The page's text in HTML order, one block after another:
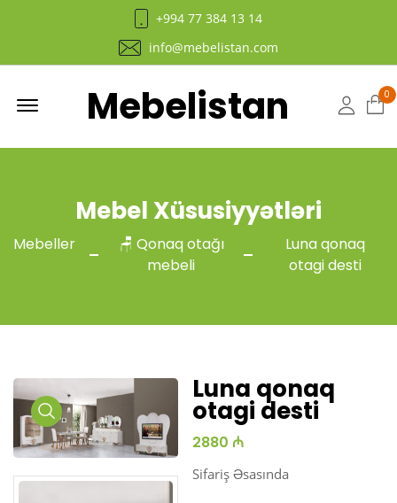
+994 77 384 13 14
info@mebelistan.com
Mebelistan 0
Mebel Xüsusiyyətləri
Mebeller
🪑 Qonaq otağı
mebeli
Luna qonaq
otagi desti
Media
Gallery
Luna qonaq
otagi desti
2880 ₼
Sifariş Əsasında